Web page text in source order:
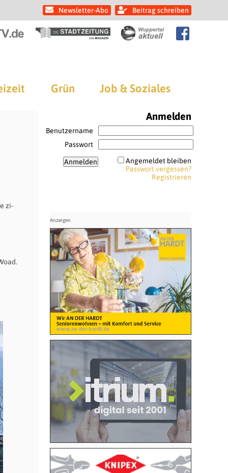
Newsletter-Abo Beitrag schreiben
Grün Job & Soziales
zi-
Anmelden
Benutzername
Passwort
Angemeldet bleiben
Passwort vergessen?
Registrieren